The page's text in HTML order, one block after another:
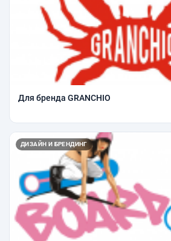
Для бренда GRANCHIO
ДИЗАЙН И БРЕНДИНГ